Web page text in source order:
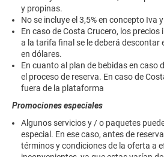
y propinas.
No se incluye el 3,5% en concepto
En caso de Costa Crucero, los precios
a la tarifa final se le deberá descontar
en dólares.
En cuanto al plan de bebidas en caso
el proceso de reserva. En caso de
fuera de la plataforma
Promociones especiales
Algunos servicios y / o paquetes
especial. En ese caso, antes de
términos y condiciones de la oferta a